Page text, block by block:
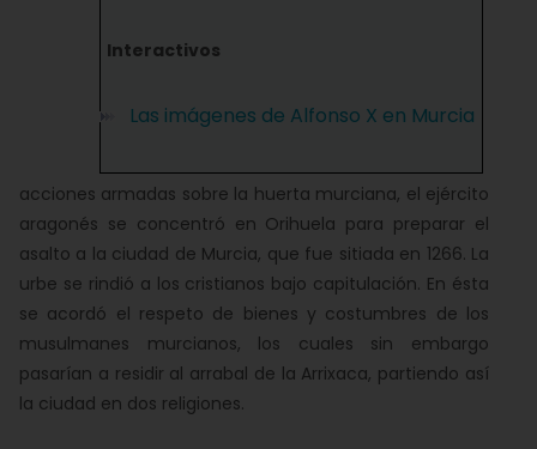
Interactivos
Las imágenes de Alfonso X en Murcia
acciones armadas sobre la huerta murciana, el ejército
aragonés se concentró en Orihuela para preparar el
asalto a la ciudad de Murcia, que fue sitiada en 1266. La
urbe se rindió a los cristianos bajo capitulación. En ésta
se acordó el respeto de bienes y costumbres de los
musulmanes murcianos, los cuales sin embargo
pasarían a residir al arrabal de la Arrixaca, partiendo así
la ciudad en dos religiones.